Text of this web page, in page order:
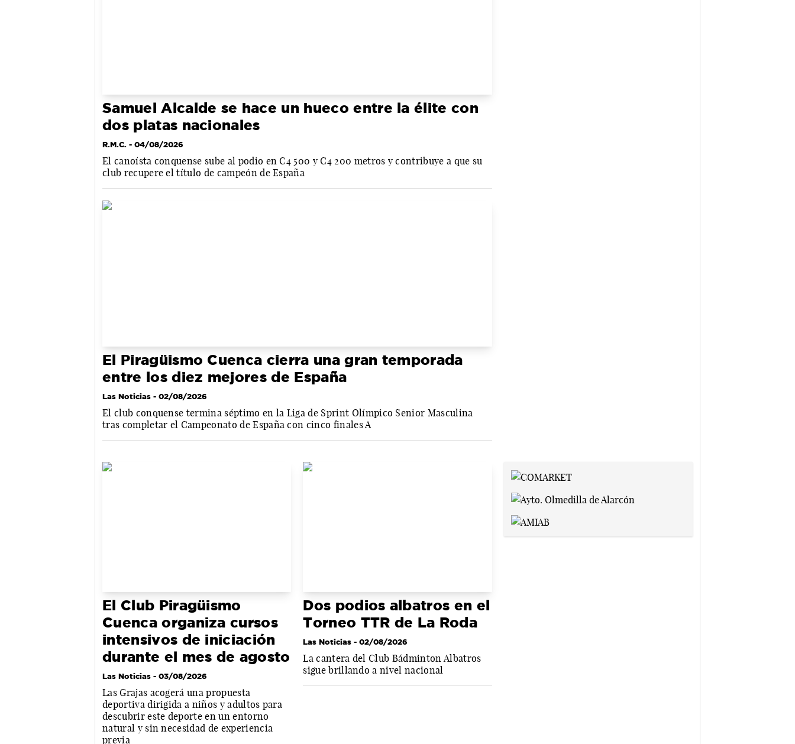
Samuel Alcalde se hace un hueco entre la élite con
dos platas nacionales
R.M.C. - 04/08/2026
El canoísta conquense sube al podio en C4 500 y C4 200 metros y contribuye a que su
club recupere el título de campeón de España
El Piragüismo Cuenca cierra una gran temporada
entre los diez mejores de España
Las Noticias - 02/08/2026
El club conquense termina séptimo en la Liga de Sprint Olímpico Senior Masculina
tras completar el Campeonato de España con cinco finales A
El Club Piragüismo
Cuenca organiza cursos
intensivos de iniciación
durante el mes de agosto
Las Noticias - 03/08/2026
Las Grajas acogerá una propuesta
deportiva dirigida a niños y adultos para
descubrir este deporte en un entorno
natural y sin necesidad de experiencia
previa
Dos podios albatros en el
Torneo TTR de La Roda
Las Noticias - 02/08/2026
La cantera del Club Bádminton Albatros
sigue brillando a nivel nacional